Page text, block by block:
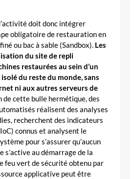
doit donc intégrer
obligatoire de restauration en
ou bac à sable (Sandbox). Les
du site de repli
restaurées au sein d’un
du reste du monde, sans
ni aux autres serveurs de
de cette bulle hermétique, des
réalisent des analyses
recherchent des indicateurs
connus et analysent le
pour s’assurer qu’aucun
au démarrage de la
feu vert de sécurité obtenu par
applicative peut être